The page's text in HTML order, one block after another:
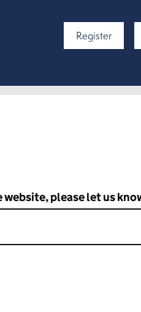
Register